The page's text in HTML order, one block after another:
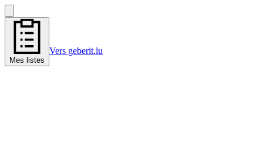
Mes listes
Vers geberit.lu